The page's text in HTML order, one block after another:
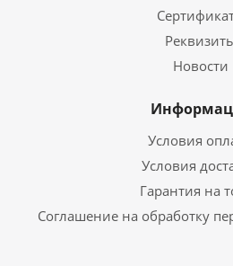
Новости
Условия
Условия
Гарантия на
Соглашение на обработку